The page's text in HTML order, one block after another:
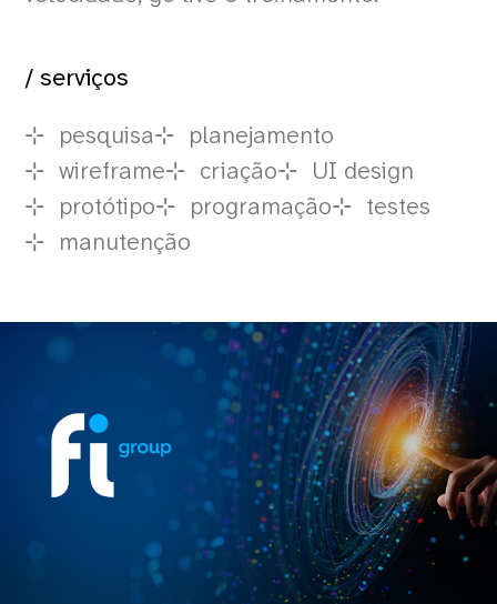
/ serviços
pesquisa
planejamento
wireframe
criação
UI design
protótipo
programação
testes
manutenção